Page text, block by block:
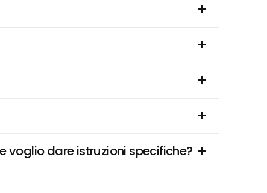
voglio dare istruzioni specifiche?